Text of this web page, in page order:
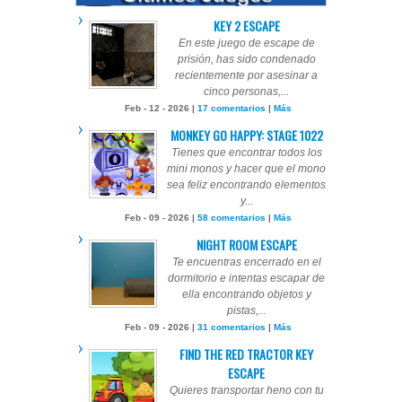
KEY 2 ESCAPE
En este juego de escape de
prisión, has sido condenado
recientemente por asesinar a
cinco personas,...
Feb - 12 - 2026 | 17 comentarios | Más
MONKEY GO HAPPY: STAGE 1022
Tienes que encontrar todos los
mini monos y hacer que el mono
sea feliz encontrando elementos
y...
Feb - 09 - 2026 | 58 comentarios | Más
NIGHT ROOM ESCAPE
Te encuentras encerrado en el
dormitorio e intentas escapar de
ella encontrando objetos y
pistas,...
Feb - 09 - 2026 | 31 comentarios | Más
FIND THE RED TRACTOR KEY
ESCAPE
Quieres transportar heno con tu